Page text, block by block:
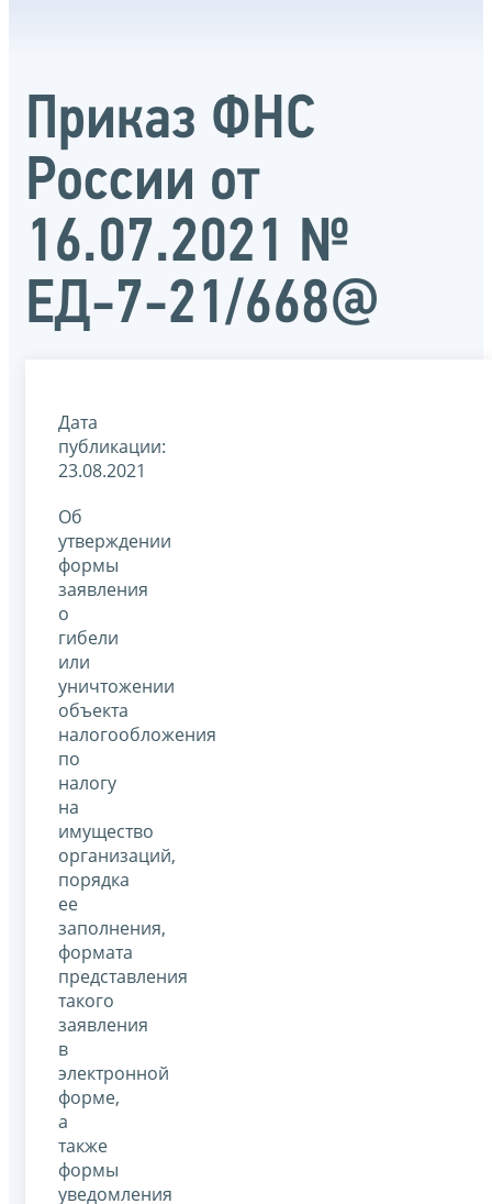
Приказ ФНС
России от
16.07.2021 №
ЕД-7-21/668@
Дата
публикации:
23.08.2021
Об
утверждении
формы
заявления
о
гибели
или
уничтожении
объекта
налогообложения
по
налогу
на
имущество
организаций,
порядка
ее
заполнения,
формата
представления
такого
заявления
в
электронной
форме,
а
также
формы
уведомления